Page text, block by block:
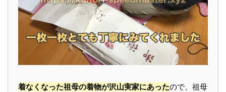
着なくなった祖母の着物が沢山実家にあったので、祖母